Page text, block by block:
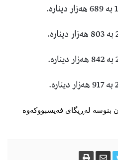
بنوسە لەڕیگای فەیسبووکەوە